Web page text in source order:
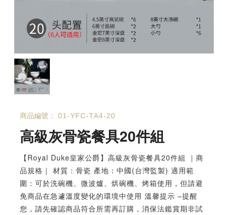
商品編號： 01-YFC-TA4-20
高級灰骨瓷餐具20件組
【Royal Duke皇家公爵】高級灰骨瓷餐具20件組 ｜商
品規格｜ 材質：骨瓷 產地：中國(台灣監製) 適用範
圍：可於洗碗機、微波爐、烘碗機、烤箱使用，但請避
免商品在急遽溫度變化的環境中使用 溫馨提示 –提醒
您，請先確認商品符合所需再訂購，消保法鑑賞期非試